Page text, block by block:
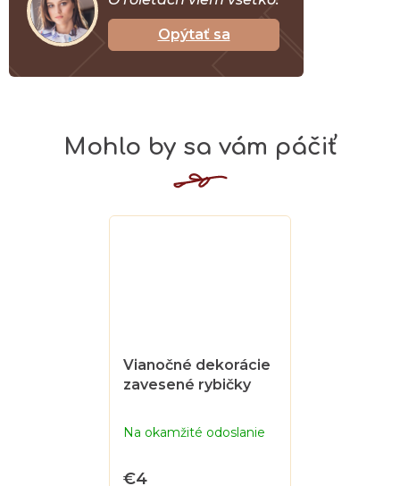
Vianočné dekorácie
zavesené rybičky
Na okamžité odoslanie
€4
Opýtať sa